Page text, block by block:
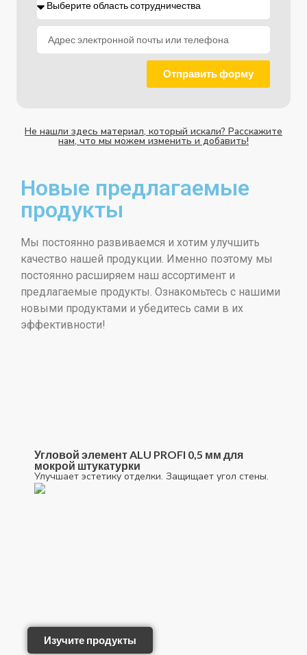
Отправить форму
Не нашли здесь материал, который искали? Расскажите
нам, что мы можем изменить и добавить!
Новые предлагаемые
продукты
Мы постоянно развиваемся и хотим улучшить
качество нашей продукции. Именно поэтому мы
постоянно расширяем наш ассортимент и
предлагаемые продукты. Ознакомьтесь с нашими
новыми продуктами и убедитесь сами в их
эффективности!
Угловой элемент ALU PROFI 0,5 мм для
мокрой штукатурки
Улучшает эстетику отделки. Защищает угол стены.
Изучите продукты